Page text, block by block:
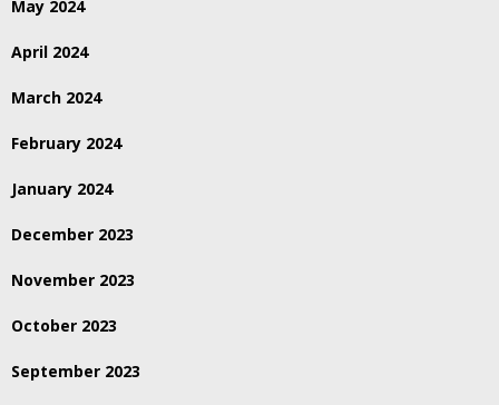
May 2024
April 2024
March 2024
February 2024
January 2024
December 2023
November 2023
October 2023
September 2023